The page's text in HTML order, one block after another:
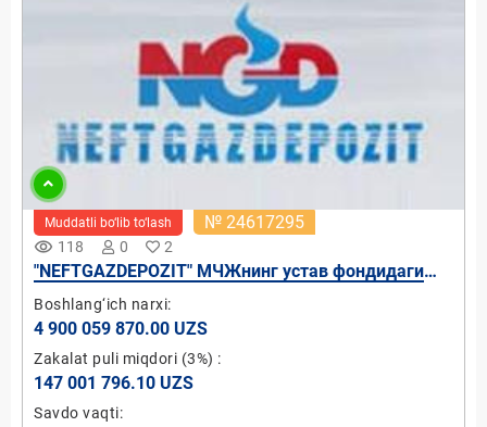
remove_red_eye 118 0 2
Muddatli bo‘lib to‘lash № 24617295
"NEFTGAZDEPOZIT" МЧЖнинг устав фондидаги
100 давлат улуши
Boshlang‘ich narxi:
4 900 059 870.00 UZS
Zakalat puli miqdori (3%) :
147 001 796.10 UZS
Savdo vaqti: